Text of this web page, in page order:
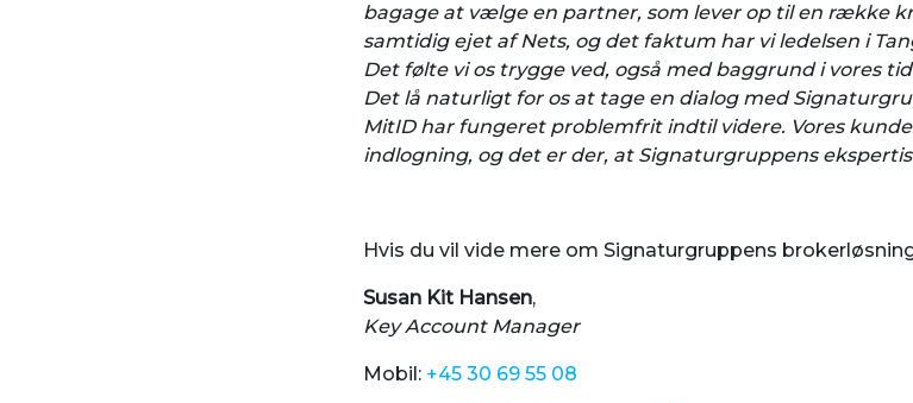
bagage at vælge en partner, som lever op til en række
samtidig ejet af Nets, og det faktum har vi ledelsen i
Det følte vi os trygge ved, også med baggrund i vores
Det lå naturligt for os at tage en dialog med
MitID har fungeret problemfrit indtil videre. Vores
indlogning, og det er der, at Signaturgruppens
Hvis du vil vide mere om Signaturgruppens
Susan Kit Hansen,
Key Account Manager
Mobil: +45 30 69 55 08